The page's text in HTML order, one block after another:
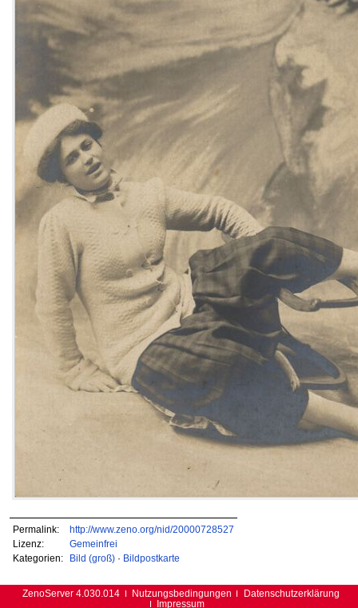
Permalink:
http://www.zeno.org/nid/20000728527
Lizenz:
Gemeinfrei
Kategorien:
Bild (groß)· Bildpostkarte
ZenoServer 4.030.014 Nutzungsbedingungen
Datenschutzerklärung
Impressum